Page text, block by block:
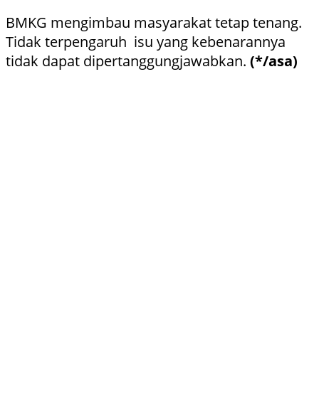
BMKG mengimbau masyarakat tetap tenang.
Tidak terpengaruh isu yang kebenarannya
tidak dapat dipertanggungjawabkan. (*/asa)